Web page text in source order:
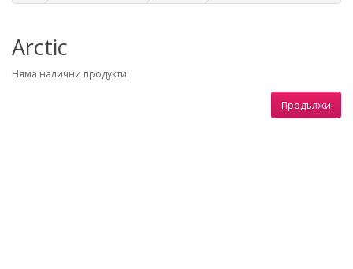
Arctic
Няма налични продукти.
Продължи